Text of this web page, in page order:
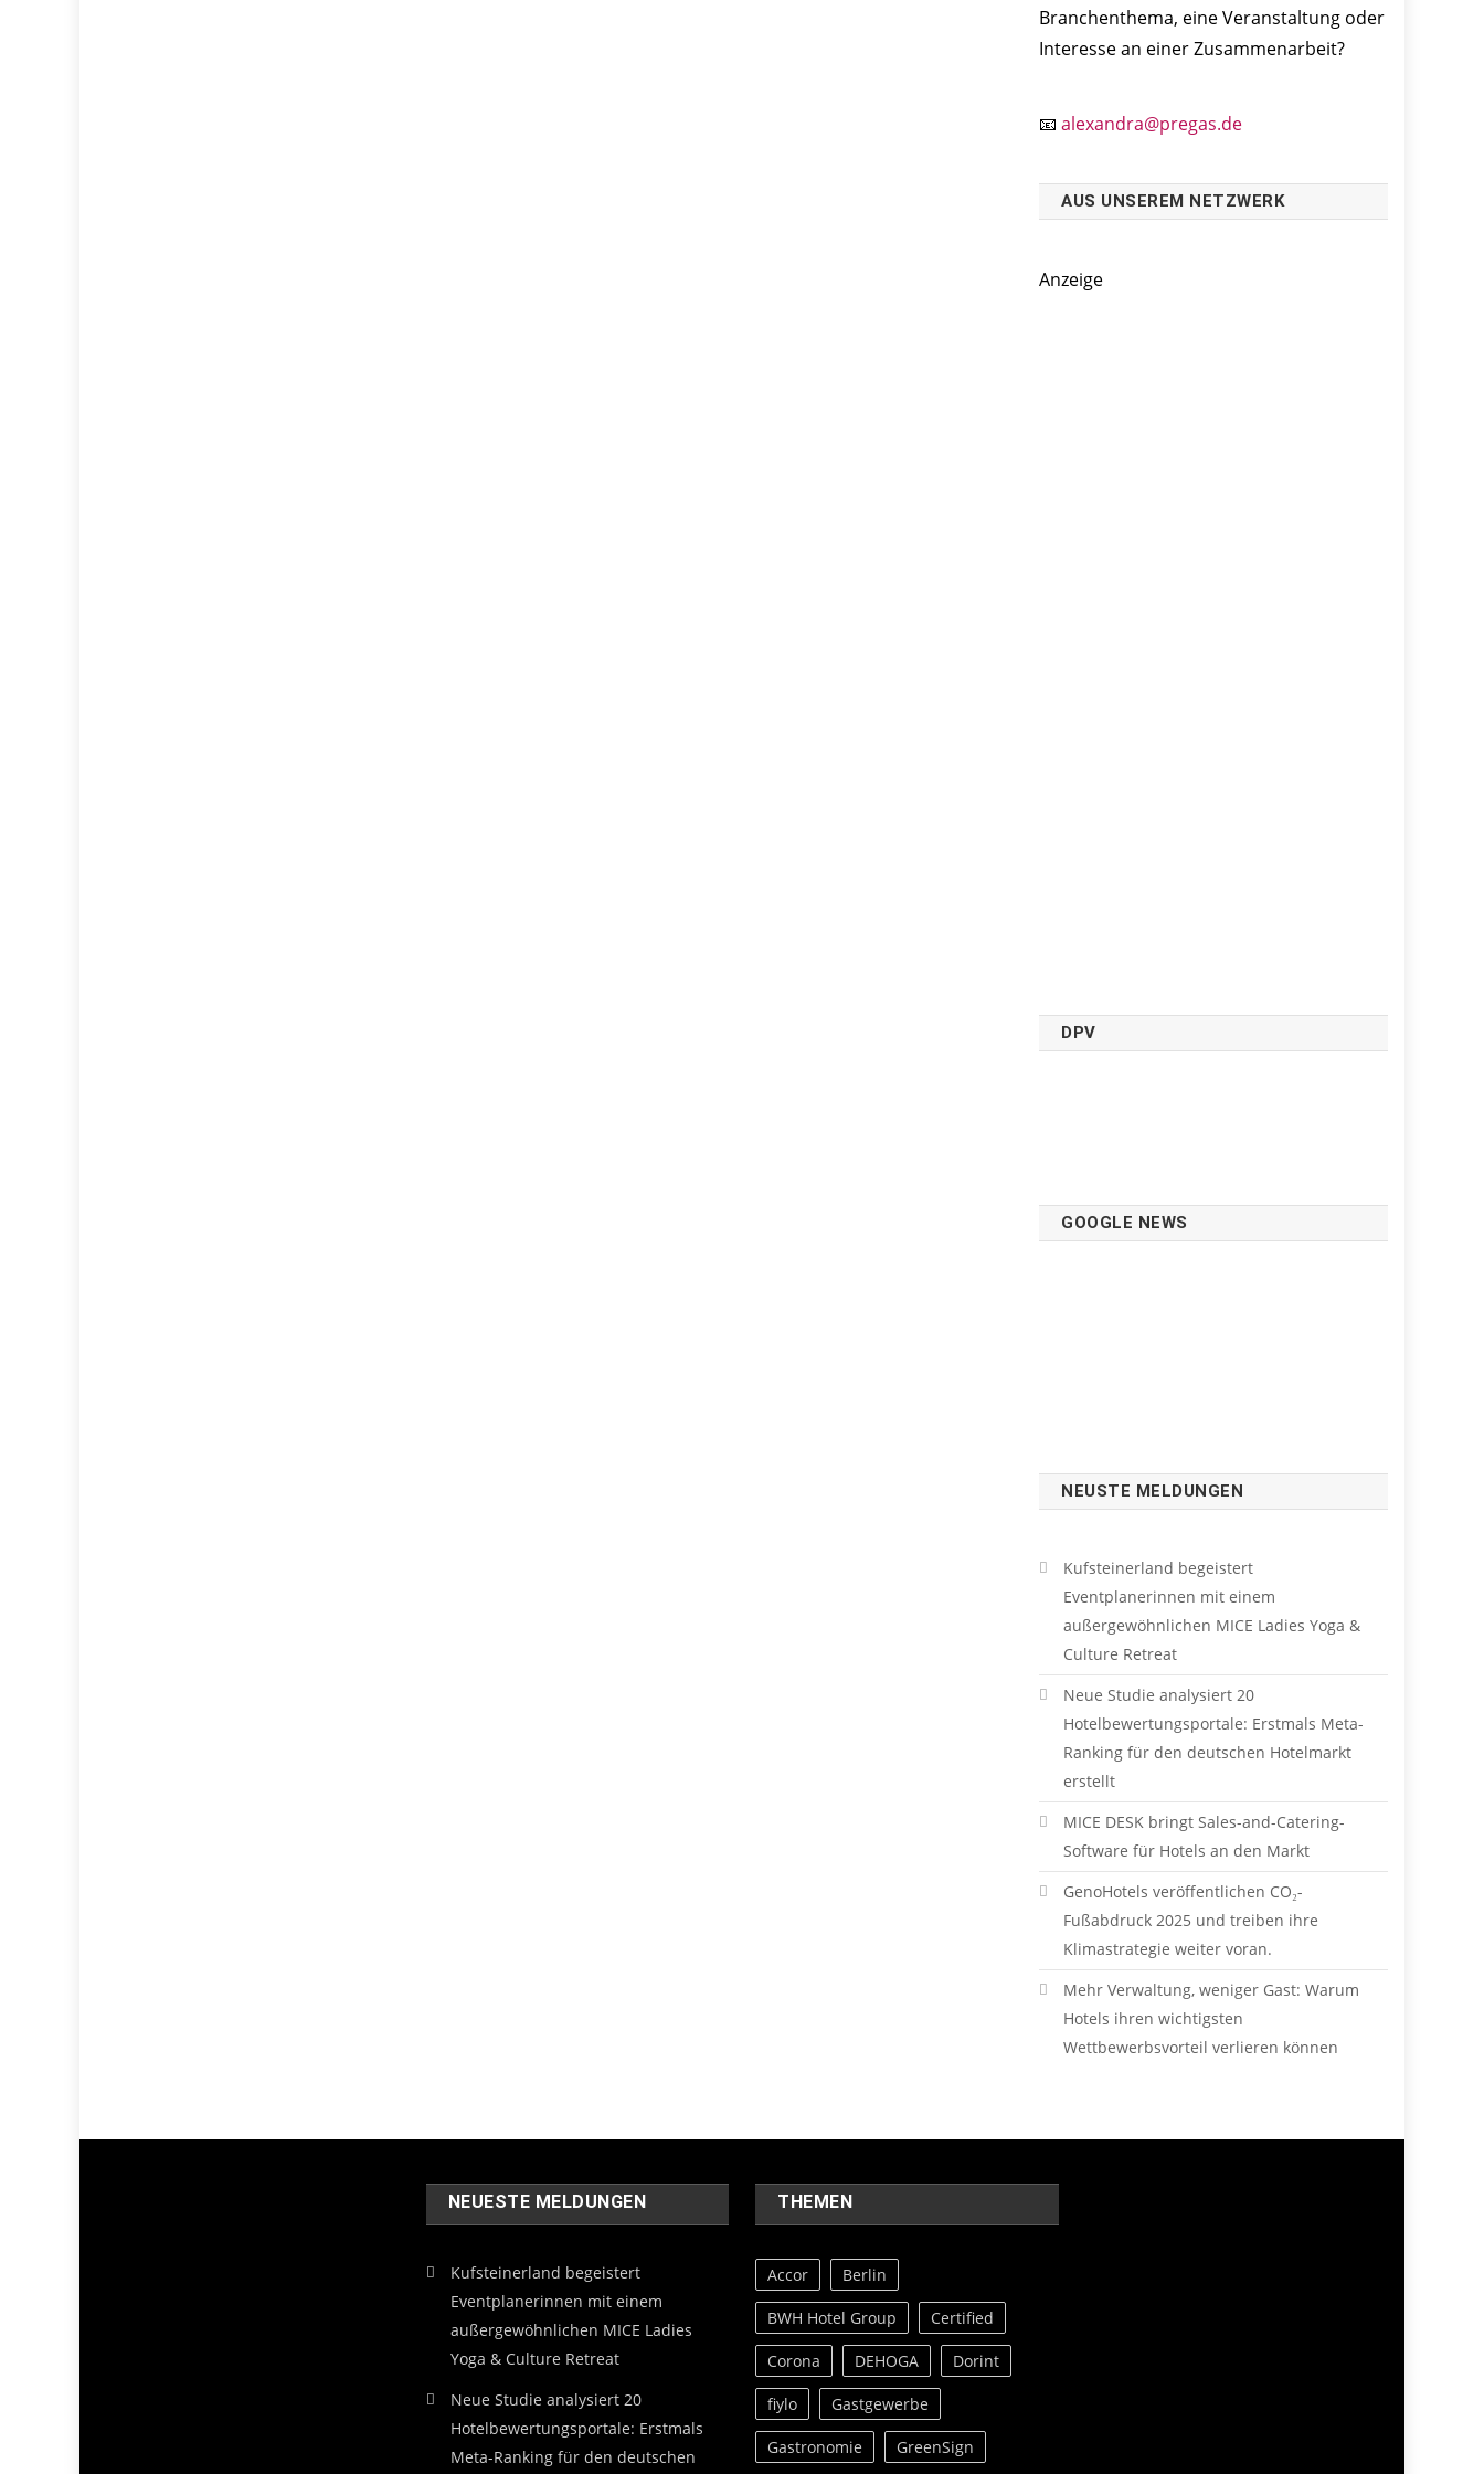
Branchenthema, eine Veranstaltung oder
Interesse an einer Zusammenarbeit?
📧alexandra@pregas.de
AUS UNSEREM NETZWERK
Anzeige
DPV
GOOGLE NEWS
NEUSTE MELDUNGEN
Kufsteinerland begeistert
Eventplanerinnen mit einem
außergewöhnlichen MICE Ladies Yoga &
Culture Retreat
Neue Studie analysiert 20
Hotelbewertungsportale: Erstmals Meta-
Ranking für den deutschen Hotelmarkt
erstellt
MICE DESK bringt Sales-and-Catering-
Software für Hotels an den Markt
GenoHotels veröffentlichen CO₂-
Fußabdruck 2025 und treiben ihre
Klimastrategie weiter voran.
Mehr Verwaltung, weniger Gast: Warum
Hotels ihren wichtigsten
Wettbewerbsvorteil verlieren können
NEUESTE MELDUNGEN
Kufsteinerland begeistert
Eventplanerinnen mit einem
außergewöhnlichen MICE Ladies
Yoga & Culture Retreat
Neue Studie analysiert 20
Hotelbewertungsportale: Erstmals
Meta-Ranking für den deutschen
THEMEN
Accor Berlin
BWH Hotel Group Certified
Corona DEHOGA Dorint
fiylo Gastgewerbe
Gastronomie GreenSign